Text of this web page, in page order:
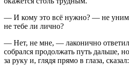
— И кому это всё нужно? — не
не тебе ли лично?
— Нет, не мне, — лаконично
собрался продолжать путь дальше,
за руку и, глядя прямо в глаза, сказал: